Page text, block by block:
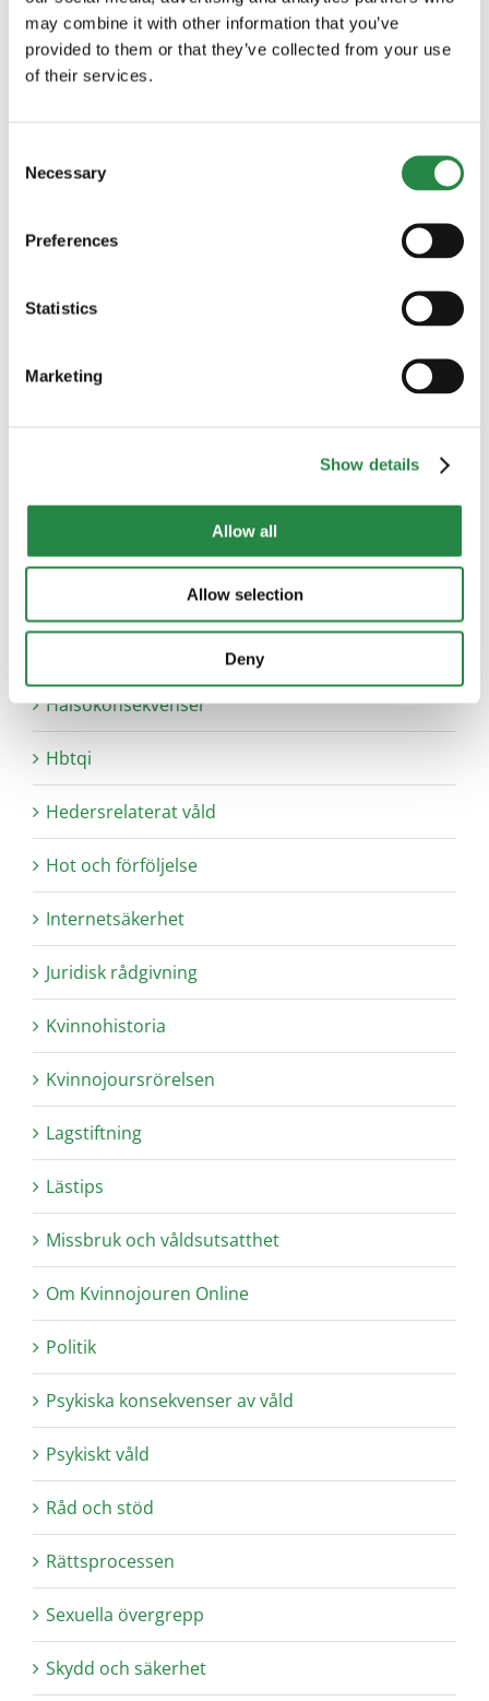
may combine it with other information that you’ve
provided to them or that they’ve collected from your use
of their services.
Selection
Necessary
Preferences
Statistics
Marketing
Show details
Allow all
Allow selection
Deny
Sök
efter:
60+
Barn och unga
Fysiska konsekvenser av våld
Hälsokonsekvenser
Hbtqi
Hedersrelaterat våld
Hot och förföljelse
Internetsäkerhet
Juridisk rådgivning
Kvinnohistoria
Kvinnojoursrörelsen
Lagstiftning
Lästips
Missbruk och våldsutsatthet
Om Kvinnojouren Online
Politik
Psykiska konsekvenser av våld
Psykiskt våld
Råd och stöd
Rättsprocessen
Sexuella övergrepp
Skydd och säkerhet